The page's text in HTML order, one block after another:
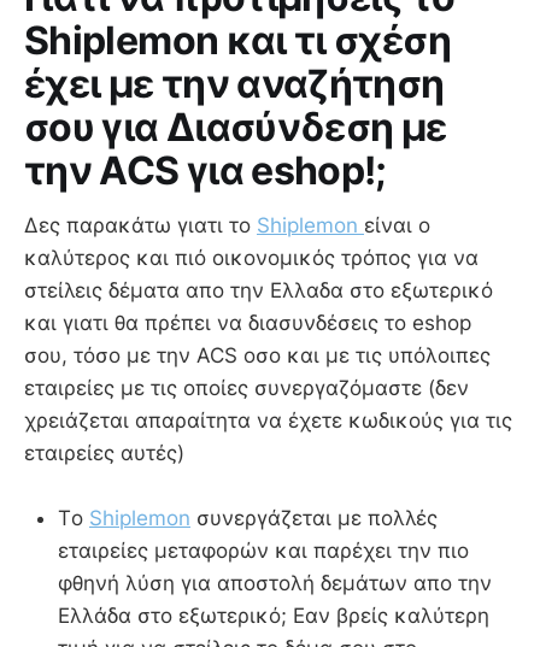
Shiplemon και τι σχέση
έχει με την αναζήτηση
σου για Διασύνδεση με
την ACS για eshop!;
Δες παρακάτω γιατι το Shiplemon είναι ο
καλύτερος και πιό οικονομικός τρόπος για να
στείλεις δέματα απο την Ελλαδα στο εξωτερικό
και γιατι θα πρέπει να διασυνδέσεις το eshop
σου, τόσο με την ACS οσο και με τις υπόλοιπες
εταιρείες με τις οποίες συνεργαζόμαστε (δεν
χρειάζεται απαραίτητα να έχετε κωδικούς για τις
εταιρείες αυτές)
Τo Shiplemon συνεργάζεται με πολλές
εταιρείες μεταφορών και παρέχει την πιο
φθηνή λύση για αποστολή δεμάτων απο την
Ελλάδα στο εξωτερικό; Εαν βρείς καλύτερη